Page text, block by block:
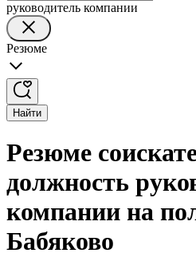
руководитель компании
Резюме
Найти
Резюме
должность
компании на
Бабяково